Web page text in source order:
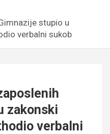
stupio u
verbalni sukob
zakonski
verbalni